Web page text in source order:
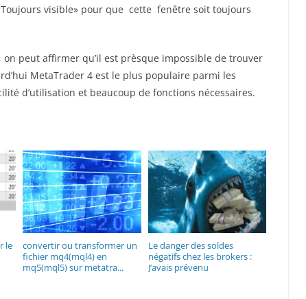
visible» pour que cette fenêtre soit toujours
peut affirmer qu’il est prèsque impossible de trouver
MetaTrader 4 est le plus populaire parmi les
d’utilisation et beaucoup de fonctions nécessaires.
le
convertir ou transformer un
fichier mq4(mql4) en
mq5(mql5) sur metatra...
Le danger des soldes
négatifs chez les brokers :
J’avais prévenu